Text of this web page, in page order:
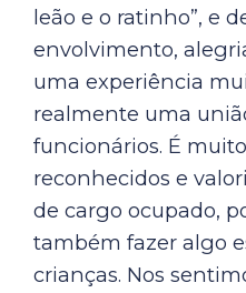
leão e o ratinho”, e
envolvimento,
uma experiência
realmente uma
funcionários. É
reconhecidos e
de cargo ocupado,
também fazer algo
crianças. Nos